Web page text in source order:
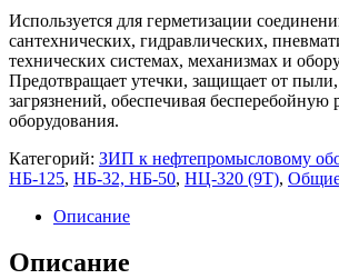
Используется для герметизации
сантехнических, гидравлических,
технических системах, механизмах и
Предотвращает утечки, защищает от
загрязнений, обеспечивая бесперебойную
оборудования.
Категорий: ЗИП к нефтепромысловому
НБ-125, НБ-32, НБ-50, НЦ-320 (9Т),
Описание
Описание